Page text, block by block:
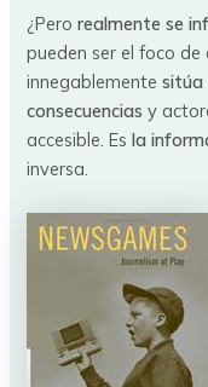
¿Pero realmente se
pueden ser el foco
innegablementesitúa
consecuencias y
accesible. Es la
inversa.